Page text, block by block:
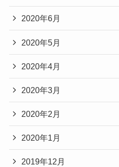
2020年6月
2020年5月
2020年4月
2020年3月
2020年2月
2020年1月
2019年12月